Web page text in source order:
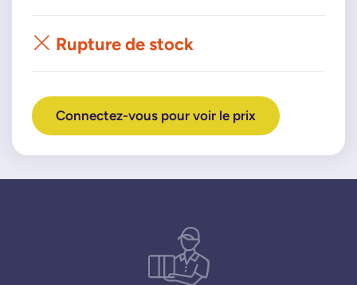
Rupture de stock
Connectez-vous pour voir le prix